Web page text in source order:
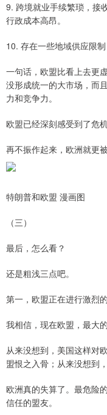
9. 跨境就业手续繁琐，接
行政成本高昂。
10. 存在一些地域供应限
一句话，欧盟比看上去更
没形成统一的大市场，而
力和竞争力。
欧盟已经深刻感受到了危机
再不振作起来，欧洲就更
特朗普和欧盟 漫画图
（三）
最后，怎么看？
还是粗浅三点吧。
第一，欧盟正在进行激烈的
我相信，现在欧盟，最大
从来没想到，美国这样对
盟恨之入骨；从来没想到
欧洲真的失算了。最危险
信任的盟友。